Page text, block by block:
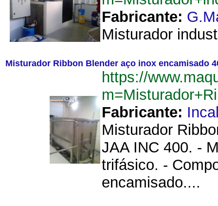
Fabricante:
Misturador
Misturador Ribbon Blender aço inox encamisado
https://
Fabricante:
Misturador
JAA INC 400. -
trifásico. -
encamisado....